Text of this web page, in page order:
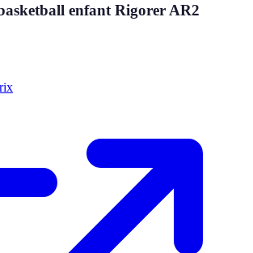
enfant Rigorer AR2